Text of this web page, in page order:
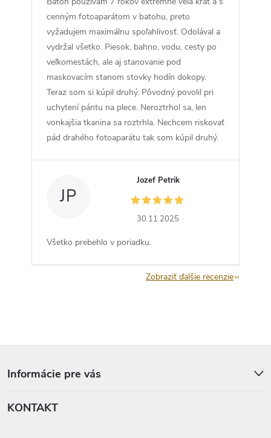
cenným fotoaparátom v batohu, preto
vyžadujem maximálnu spoľahlivosť. Odolával a
vydržal všetko. Piesok, bahno, vodu, cesty po
veľkomestách, ale aj stanovanie pod
maskovacím stanom stovky hodín dokopy.
Teraz som si kúpil druhý. Pôvodný povolil pri
uchytení pántu na plece. Neroztrhol sa, len
vonkajšia tkanina sa roztrhla. Nechcem riskovať
pád drahého fotoaparátu tak som kúpil druhý.
JP
Jozef Petrik
30.11.2025
Všetko prebehlo v poriadku.
Zobraziť ďalšie recenzie
Informácie pre vás
KONTAKT